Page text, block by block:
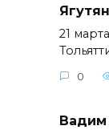
21
0
Вадим